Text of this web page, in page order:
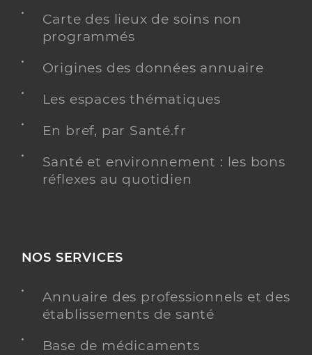
Carte des lieux de soins non
programmés
Origines des données annuaire
Les espaces thématiques
En bref, par Santé.fr
Santé et environnement : les bons
réflexes au quotidien
NOS SERVICES
Annuaire des professionnels et des
établissements de santé
Base de médicaments